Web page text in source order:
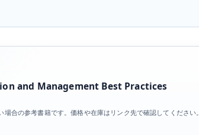
and Management Best Practices
合の参考書籍です。価格や在庫はリンク先で確認してください。